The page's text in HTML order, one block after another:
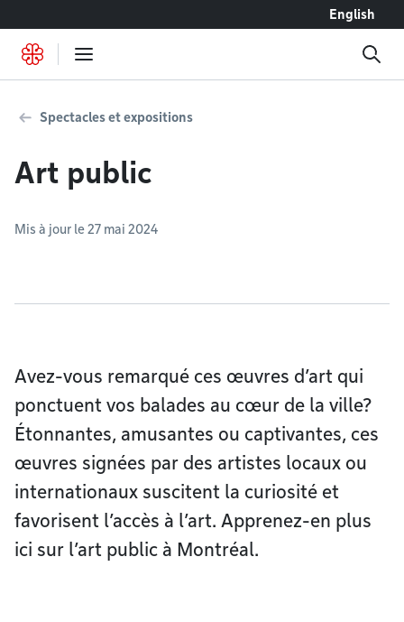
English
Spectacles et expositions
Art public
Mis à jour le 27 mai 2024
Avez-vous remarqué ces œuvres d’art qui
ponctuent vos balades au cœur de la ville?
Étonnantes, amusantes ou captivantes, ces
œuvres signées par des artistes locaux ou
internationaux suscitent la curiosité et
favorisent l’accès à l’art. Apprenez-en plus
ici sur l’art public à Montréal.